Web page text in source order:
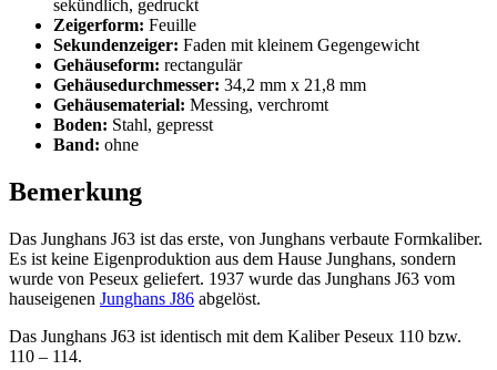
sekündlich, gedruckt
Zeigerform: Feuille
Sekundenzeiger: Faden mit kleinem Gegengewicht
Gehäuseform: rectangulär
Gehäusedurchmesser: 34,2 mm x 21,8 mm
Gehäusematerial: Messing, verchromt
Boden: Stahl, gepresst
Band: ohne
Bemerkung
Das Junghans J63 ist das erste, von Junghans verbaute Formkaliber.
Es ist keine Eigenproduktion aus dem Hause Junghans, sondern
wurde von Peseux geliefert. 1937 wurde das Junghans J63 vom
hauseigenen Junghans J86 abgelöst.
Das Junghans J63 ist identisch mit dem Kaliber Peseux 110 bzw.
110 – 114.